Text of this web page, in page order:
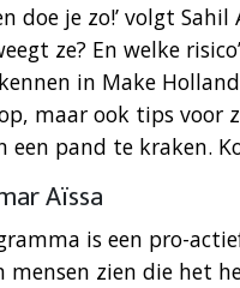
doe je zo!’ volgt
ze? En welke
in Make
maar ook tips voor
een pand te kraken.
Aïssa
is een pro-
mensen zien die het